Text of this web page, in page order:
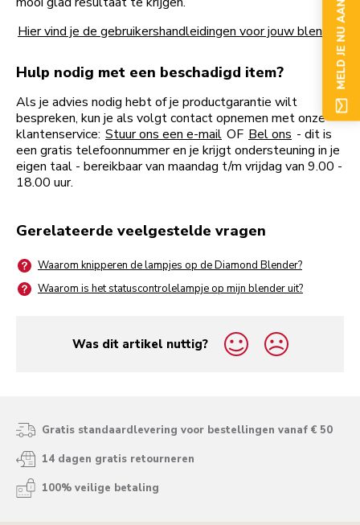
Hier vind je de gebruikershandleidingen voor jouw blender
Hulp nodig met een beschadigd item?
Als je advies nodig hebt of je productgarantie wilt
bespreken, kun je als volgt contact opnemen met onze
klantenservice: Stuur ons een e-mail OF Bel ons - dit is
een gratis telefoonnummer en je krijgt ondersteuning in je
eigen taal - bereikbaar van maandag t/m vrijdag van 9.00 -
18.00 uur.
Gerelateerde veelgestelde vragen
Waarom knipperen de lampjes op de Diamond Blender?
Waarom is het statuscontrolelampje op mijn blender uit?
Was dit artikel nuttig?
yes
no
Gratis standaardlevering voor bestellingen vanaf € 50
14 dagen gratis retourneren
100% veilige betaling
MELD JE NU AAN